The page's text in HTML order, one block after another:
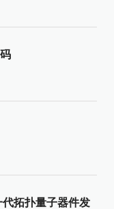
拓扑量子器件发